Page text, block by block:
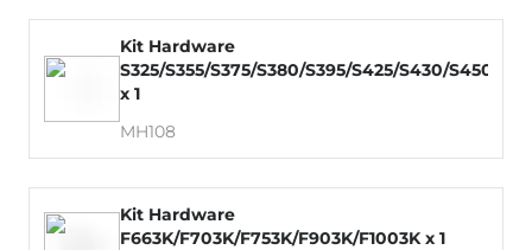
Kit Hardware
S325/S355/S375/S380/S395/S425/S430/S450/
x 1
MH108
Kit Hardware
F663K/F703K/F753K/F903K/F1003K x 1